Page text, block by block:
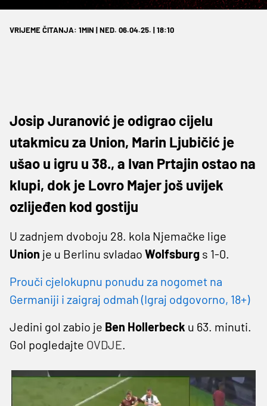
VRIJEME ČITANJA: 1MIN | NED. 06.04.25. | 18:10
Josip Juranović je odigrao cijelu
utakmicu za Union, Marin Ljubičić je
ušao u igru u 38., a Ivan Prtajin ostao na
klupi, dok je Lovro Majer još uvijek
ozlijeđen kod gostiju
U zadnjem dvoboju 28. kola Njemačke lige
Union je u Berlinu svladao Wolfsburg s 1-0.
Prouči cjelokupnu ponudu za nogomet na
Germaniji i zaigraj odmah (Igraj odgovorno, 18+)
Jedini gol zabio je Ben Hollerbeck u 63. minuti.
Gol pogledajte OVDJE.